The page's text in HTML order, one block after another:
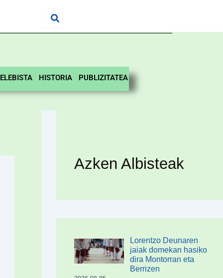
HISTORIA PUBLIZITATEA
Azken Albisteak
Lorentzo Deunaren
jaiak domekan hasiko
dira Montorran eta
Berrizen